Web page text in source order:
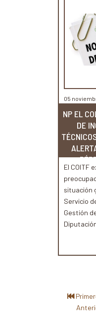
conlleva
05
NP EL
DE
El COITF
situación
Servicio
Gestión
—a
eliminar